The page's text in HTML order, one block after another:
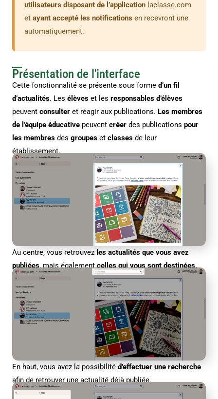
utilisateurs disposant de l’application laclasse.com
et ayant accepté les notifications en recevront une
automatiquement.
Présentation de l'interface
Cette fonctionnalité se présente sous forme d’un fil
d’actualités. Les élèves et les responsables d’élèves
peuvent consulter et réagir aux publications. Les membres
de l’équipe éducative peuvent créer des publications pour
les membres des groupes et classes de leur
établissement.
Au centre, vous retrouvez les actualités que vous avez
publiées, mais égalementcelles qui vous sont destinées.
En haut, vous avez la possibilité d’effectuer une recherche
afin de retrouver une actualité déjà publiée.